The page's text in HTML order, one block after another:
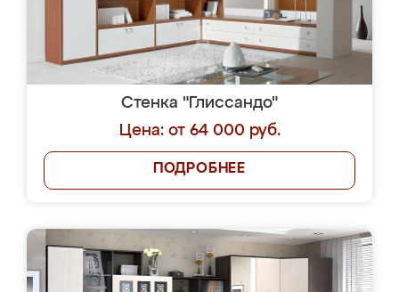
Стенка "Глиссандо"
Цена: от 64 000 руб.
ПОДРОБНЕЕ